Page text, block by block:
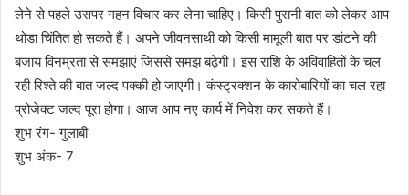
लेने से पहले उसपर गहन विचार कर लेना चाहिए। किसी पुरानी बात को लेकर आप
थोडा चिंतित हो सकते हैं। अपने जीवनसाथी को किसी मामूली बात पर डांटने की
बजाय विनम्रता से समझाएं जिससे समझ बढ़ेगी। इस राशि के अविवाहितों के चल
रही रिश्ते की बात जल्द पक्की हो जाएगी। कंस्ट्रक्शन के कारोबारियों का चल रहा
प्रोजेक्ट जल्द पूरा होगा। आज आप नए कार्य में निवेश कर सकते हैं।
शुभ रंग- गुलाबी
शुभ अंक- 7